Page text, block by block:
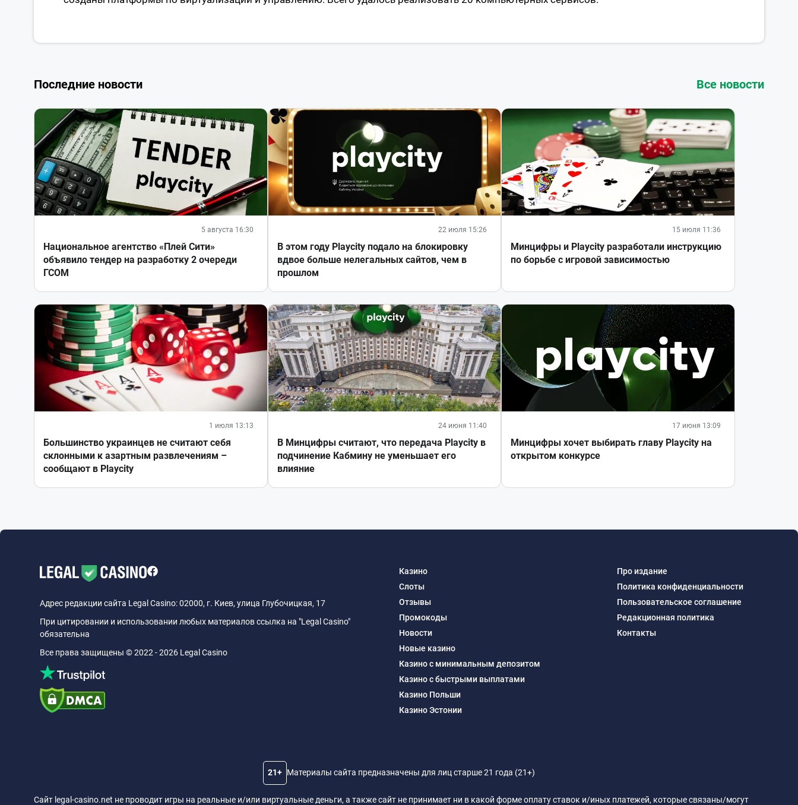
Последние новости Все новости
5 августа 16:30
Национальное агентство «Плей Сити»
объявило тендер на разработку 2 очереди
ГСОМ
22 июля 15:26
В этом году Playcity подало на блокировку
вдвое больше нелегальных сайтов, чем в
прошлом
15 июля 11:36
Минцифры и Playcity разработали инструкцию
по борьбе с игровой зависимостью
1 июля 13:13
Большинство украинцев не считают себя
склонными к азартным развлечениям –
сообщают в Playcity
24 июня 11:40
В Минцифры считают, что передача Playcity в
подчинение Кабмину не уменьшает его
влияние
17 июня 13:09
Минцифры хочет выбирать главу Playcity на
открытом конкурсе
Адрес редакции сайта Legal Casino: 02000, г. Киев, улица Глубочицкая, 17
При цитировании и использовании любых материалов ссылка на "Legal Casino"
обязательна
Все права защищены © 2022 - 2026 Legal Casino
Казино
Слоты
Отзывы
Промокоды
Новости
Новые казино
Казино с минимальным депозитом
Казино с быстрыми выплатами
Казино Польши
Казино Эстонии
Про издание
Политика конфиденциальности
Пользовательское соглашение
Редакционная политика
Контакты
21+ Материалы сайта предназначены для лиц старше 21 года (21+)
Сайт legal-casino.net не проводит игры на реальные и/или виртуальные деньги, а также сайт не принимает ни в какой форме оплату ставок и/иных платежей, которые связаны/могут